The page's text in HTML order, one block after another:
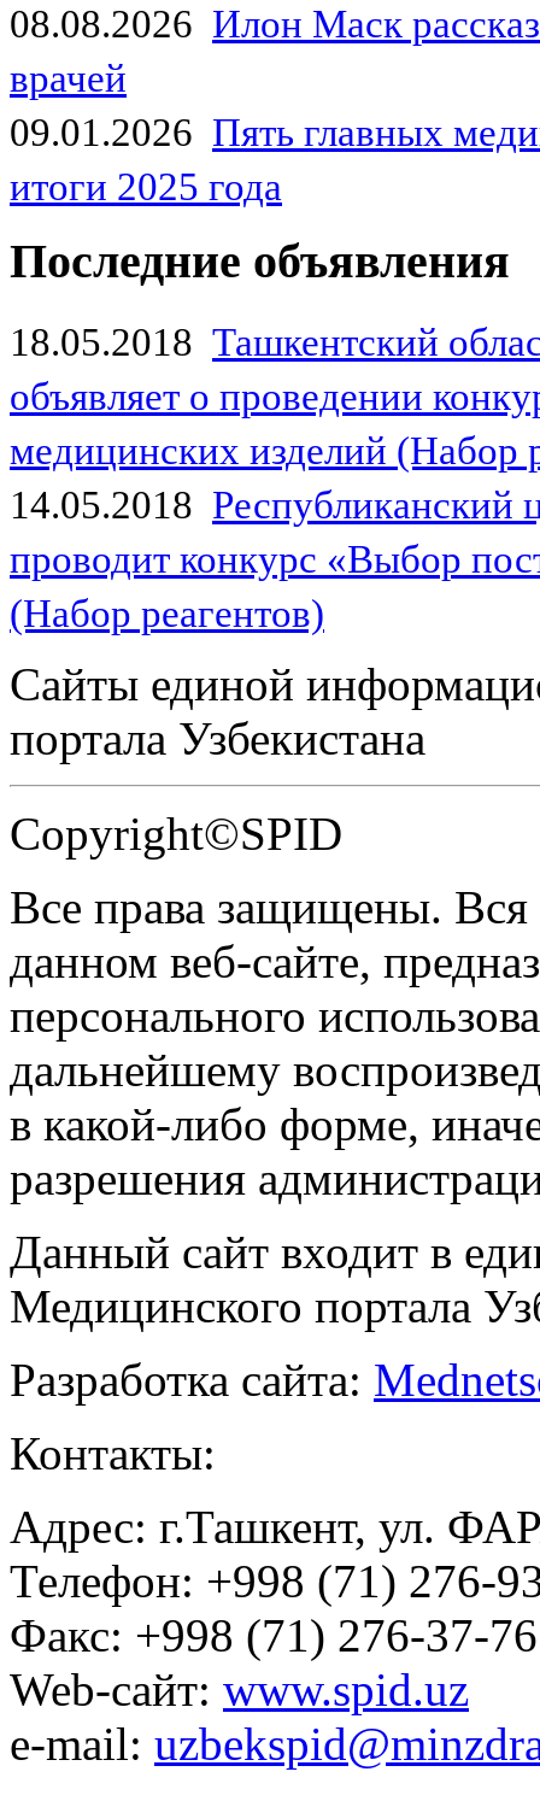
08.08.2026 Илон Маск
врачей
09.01.2026 Пять главных
итоги 2025 года
Последние объявления
18.05.2018 Ташкентский
объявляет о проведении
медицинских изделий (Набор
14.05.2018
проводит конкурс «Выбор
(Набор реагентов)
Сайты единой
портала Узбекистана
Copyright©SPID
Все права защищены.
данном веб-сайте,
персонального
дальнейшему
в какой-либо форме,
разрешения
Данный сайт входит в
Медицинского портала
Разработка сайта:
Контакты:
Адрес: г.Ташкент, ул.
Телефон: +998 (71) 276-
Факс: +998 (71) 276-37-76
Web-сайт: www.spid.uz
e-mail: